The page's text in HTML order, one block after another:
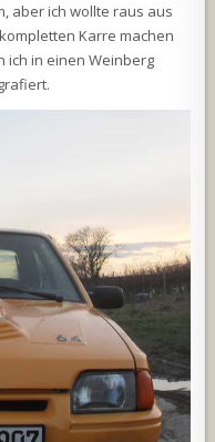
aber ich wollte raus aus
Karre machen
ich in einen Weinberg